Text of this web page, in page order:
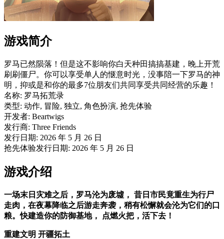
游戏简介
罗马已然陨落！但是这不影响你白天种田搞搞基建，晚上开荒
刷刷僵尸。你可以享受单人的惬意时光，没事陪一下罗马的神
明，抑或是和你的最多7位朋友们共同享受共同经营的乐趣！
名称: 罗马拓荒录
类型: 动作, 冒险, 独立, 角色扮演, 抢先体验
开发者: Beartwigs
发行商: Three Friends
发行日期: 2026 年 5 月 26 日
抢先体验发行日期: 2026 年 5 月 26 日
游戏介绍
一场末日灾难之后，罗马沦为废墟， 昔日市民竟重生为行尸
走肉，在夜幕降临之后游走奔袭，稍有松懈就会沦为它们的口
粮。快建造你的防御基地， 点燃火把，活下去！
重建文明 开疆拓土